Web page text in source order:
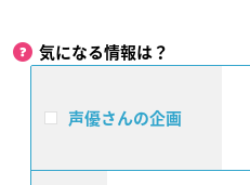
気になる情報は？
声優さんの企画